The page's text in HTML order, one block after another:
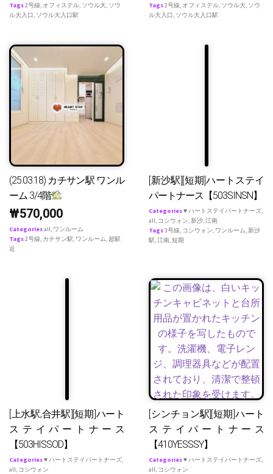
Tags2号線, オフィステル, ソウル大, ソウ
ル大入口, ソウル大入口駅
Tags2号線, オフィステル, ソウル大, ソウ
ル大入口, ソウル大入口駅
(25.03.18) カチサン駅 ワンル
ーム 3/4階
₩570,000
Categoriesall, ワンルーム
Tags2号線, カチサン駅, ワンルーム, 超駅
近
[新沙駅][短期]ハートステイ
パートナース【503SINSN】
Categories♥ ハートステイパートナーズ,
all, コシウォン,新沙,江南
Tags3号線, コシウォン, ワンルーム,新沙
駅,江南,短期
[上水駅,合井駅][短期]ハート
ステイパートナース
【503HISSOD】
Categories♥ ハートステイパートナーズ,
all, コシウォン
[シンチョン駅][短期]ハート
ステイパートナース
【410YESSSY】
Categories♥ ハートステイパートナーズ,
all, コシウォン